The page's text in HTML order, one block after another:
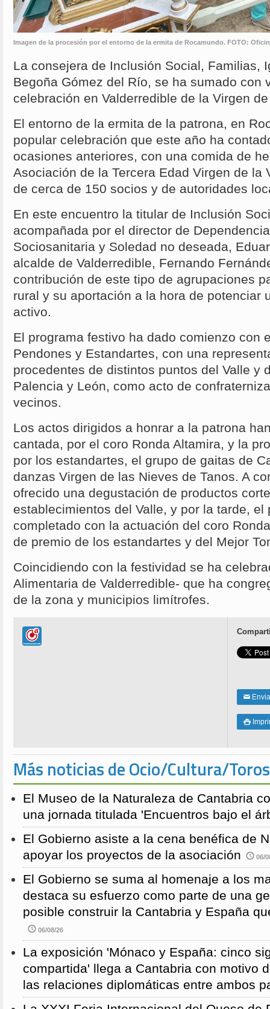
Imagen de la procesión por el entorno de la ermita de Rocamundo. FOTO:
La consejera de Inclusión Social, Familias,
Begoña Gómez del Río, se ha sumado con
celebración en Valderredible de la Virgen
El entorno de la ermita de la patrona, en
popular celebración que este año ha
ocasiones anteriores, con una comida de
Asociación de la Tercera Edad Virgen de la
de cerca de 150 socios y de autoridades
En este encuentro la titular de Inclusión
acompañada por el director de
Sociosanitaria y Soledad no deseada,
alcalde de Valderredible, Fernando
contribución de este tipo de agrupaciones
rural y su aportación a la hora de potenciar
activo.
El programa festivo ha dado comienzo con
Pendones y Estandartes, con una
procedentes de distintos puntos del Valle y
Palencia y León, como acto de
vecinos.
Los actos dirigidos a honrar a la patrona
cantada, por el coro Ronda Altamira, y la
por los estandartes, el grupo de gaitas de
danzas Virgen de las Nieves de Tanos. A
ofrecido una degustación de productos
establecimientos del Valle, y por la tarde,
completado con la actuación del coro
de premio de los estandartes y del Mejor
Coincidiendo con la festividad se ha
Alimentaria de Valderredible- que ha
de la zona y municipios limítrofes.
✉

Más noticias de Ocio/Cultura/Toros
El Museo de la Naturaleza de Cantabria
una jornada titulada 'Encuentros bajo el
El Gobierno asiste a la cena benéfica de
apoyar los proyectos de la asociación
06/
El Gobierno se suma al homenaje a los
destaca su esfuerzo como parte de una
posible construir la Cantabria y España
06/08/26
La exposición 'Mónaco y España: cinco
compartida' llega a Cantabria con motivo
las relaciones diplomáticas entre ambos